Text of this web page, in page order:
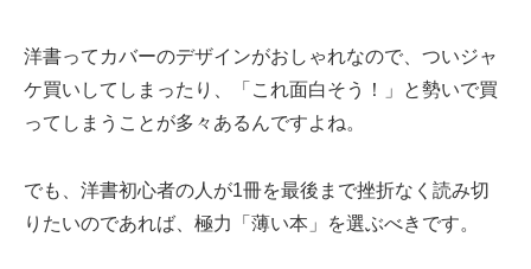
洋書ってカバーのデザインがおしゃれなので、ついジャ
ケ買いしてしまったり、「これ面白そう！」と勢いで買
ってしまうことが多々あるんですよね。
でも、洋書初心者の人が1冊を最後まで挫折なく読み切
りたいのであれば、極力「薄い本」を選ぶべきです。